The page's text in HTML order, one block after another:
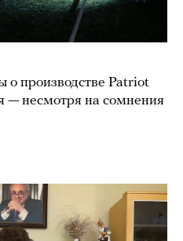
о производстве Patriot
— несмотря на сомнения